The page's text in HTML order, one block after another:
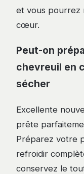
et vous pourrez
cœur.
Peut-on
chevreuil en
sécher
Excellente
prête
Préparez votre
refroidir
conservez le